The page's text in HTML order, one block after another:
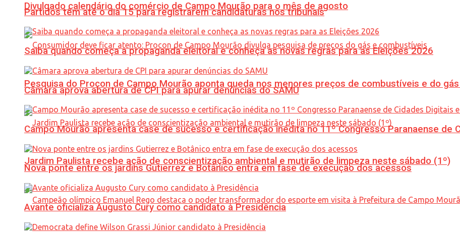
Divulgado calendário do comércio de Campo Mourão para o mês de agosto
Pesquisa do Procon de Campo Mourão aponta queda nos menores preços de combustíveis e do
Jardim Paulista recebe ação de conscientização ambiental e mutirão de limpeza neste sábado (1º)
Partidos têm até o dia 15 para registrarem candidaturas nos tribunais
Saiba quando começa a propaganda eleitoral e conheça as novas regras para as Eleições 2026
Câmara aprova abertura de CPI para apurar denúncias do SAMU
Campo Mourão apresenta case de sucesso e certificação inédita no 11º Congresso Paranaense de
Nova ponte entre os jardins Gutierrez e Botânico entra em fase de execução dos acessos
Avante oficializa Augusto Cury como candidato à Presidência